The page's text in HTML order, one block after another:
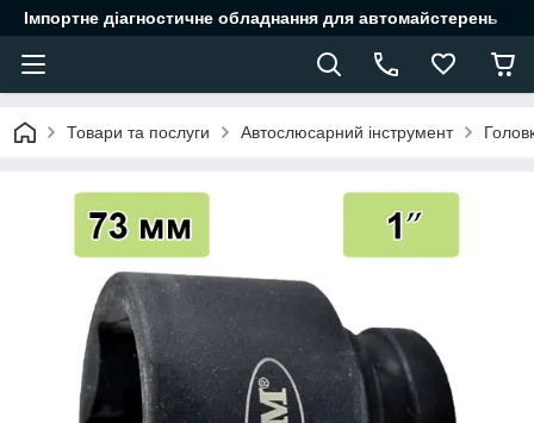
Імпортне діагностичне обладнання для автомайстерень
Товари та послуги Автослюсарний інструмент